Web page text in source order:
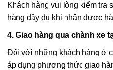
Khách hàng vui lòng kiểm tra
hàng đầy đủ khi nhận được
4. Giao hàng qua chành xe
Đối với những khách hàng ở
áp dụng phương thức giao